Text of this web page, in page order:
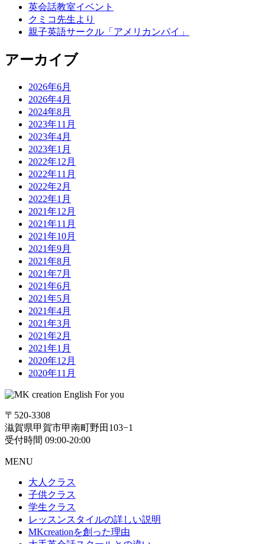
英会話教室イベント
クミコ先生より
親子英語サークル「アメリカンパイ」
アーカイブ
2026年6月
2026年4月
2024年8月
2023年11月
2023年4月
2023年1月
2022年12月
2022年11月
2022年2月
2022年1月
2021年12月
2021年11月
2021年10月
2021年9月
2021年8月
2021年7月
2021年6月
2021年5月
2021年4月
2021年3月
2021年2月
2021年1月
2020年12月
2020年11月
〒520-3308
滋賀県甲賀市甲南町野田103−1
受付時間 09:00-20:00
MENU
大人クラス
子供クラス
学生クラス
レッスンスタイルの詳しい説明
MKcreationを創った理由